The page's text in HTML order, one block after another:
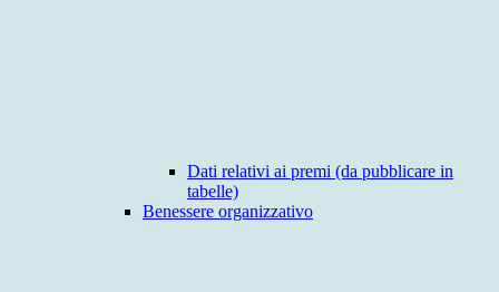
Dati relativi ai premi (da pubblicare in
tabelle)
Benessere organizzativo